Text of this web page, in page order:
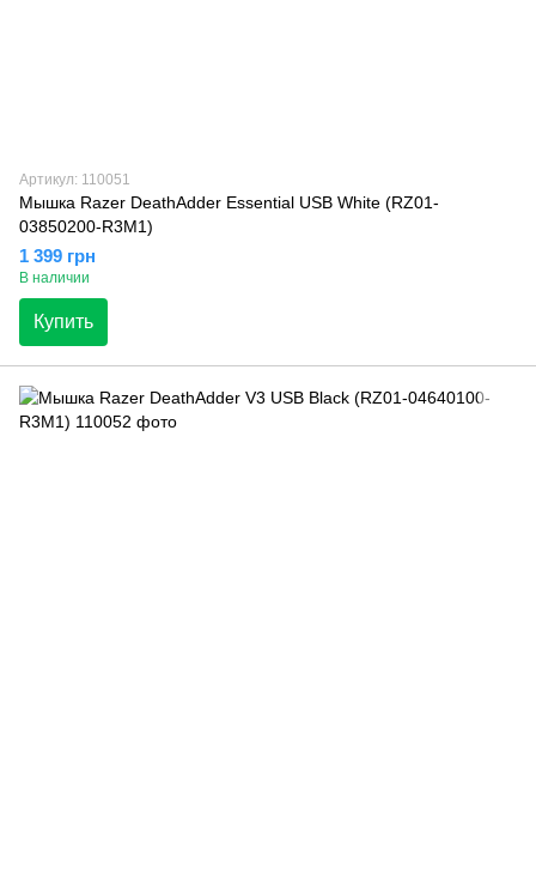
Артикул: 110051
Мышка Razer DeathAdder Essential USB White (RZ01-
03850200-R3M1)
1 399 грн
В наличии
Купить